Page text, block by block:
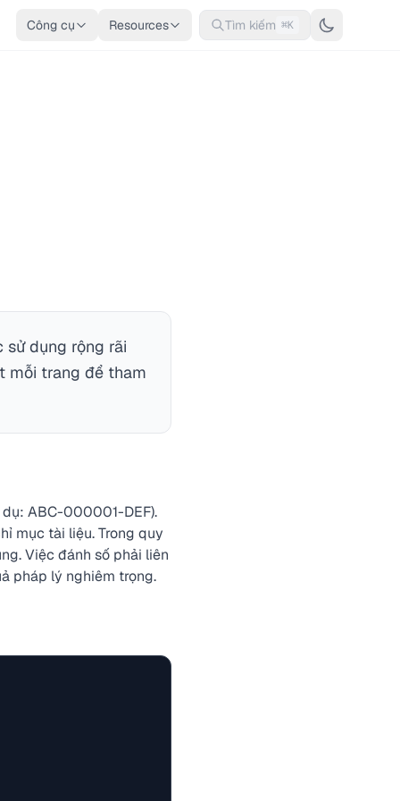
Công cụ Resources Tìm kiếm ⌘K
dụng rộng rãi
mỗi trang để tham
ABC-000001-DEF).
mục tài liệu. Trong quy
Việc đánh số phải liên
pháp lý nghiêm trọng.